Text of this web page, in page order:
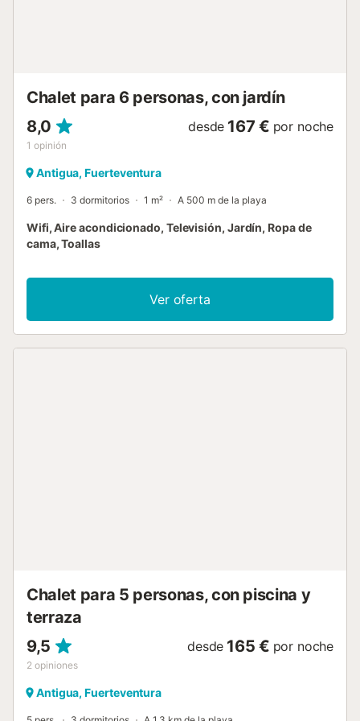
Chalet para 6 personas, con jardín
8,0
1 opinión
desde 167 € por noche
Antigua, Fuerteventura
6 pers. 3 dormitorios 1 m² A 500 m de la playa
Wifi, Aire acondicionado, Televisión, Jardín, Ropa de
cama, Toallas
Ver oferta
Chalet para 5 personas, con piscina y
terraza
9,5
2 opiniones
desde 165 € por noche
Antigua, Fuerteventura